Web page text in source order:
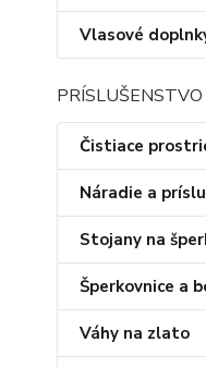
Vlasové
PRÍSLUŠENSTVO
Čistiace
Náradie a
Stojany na
Šperkovnice a
Váhy na zlato